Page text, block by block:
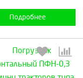
Подробнее